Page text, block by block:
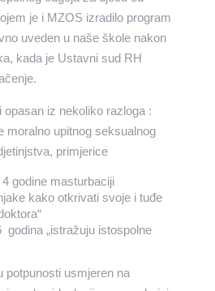
je i MZOS izradilo program
uveden u naše škole nakon
kada je Ustavni sud RH
opasan iz nekoliko razloga :
moralno upitnog seksualnog
primjerice
godine masturbaciji
kako otkrivati svoje i tuđe
godina „istražuju istospolne
potpunosti usmjeren na